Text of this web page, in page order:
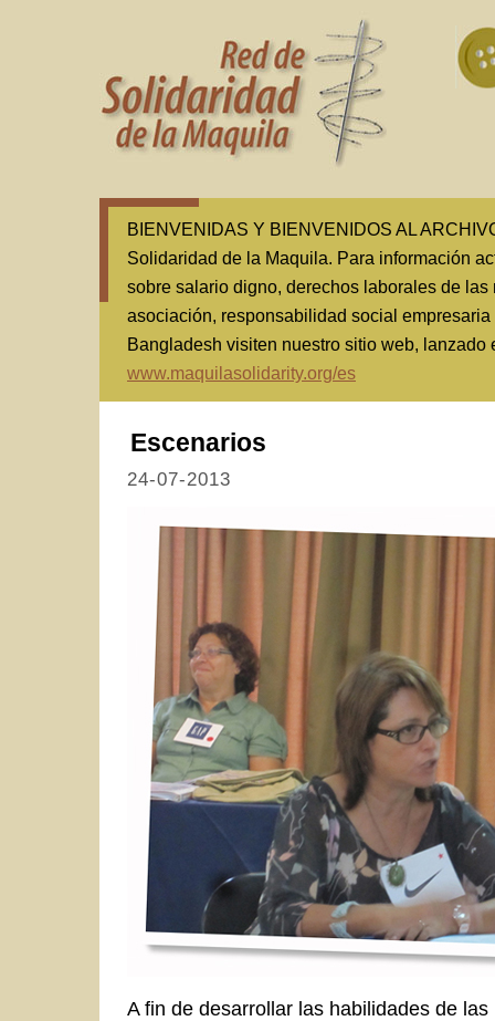
BIENVENIDAS Y BIENVENIDOS AL
Solidaridad de la Maquila. Para información
sobre salario digno, derechos laborales de las
asociación, responsabilidad social
Bangladesh visiten nuestro sitio web, lanzado
www.maquilasolidarity.org/es
Escenarios
24-07-2013
A fin de desarrollar las habilidades de